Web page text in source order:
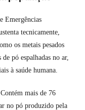
Emergências
tecnicamente,
os metais pesados
pó espalhadas no ar,
à saúde humana.
mais de 76
no pó produzido pela